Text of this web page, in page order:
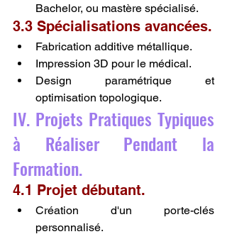
Bachelor, ou mastère spécialisé.
3.3 Spécialisations avancées.
Fabrication additive métallique.
Impression 3D pour le médical.
Design paramétrique et
optimisation topologique.
IV. Projets Pratiques Typiques
à Réaliser Pendant la
Formation.
4.1 Projet débutant.
Création d'un porte-clés
personnalisé.